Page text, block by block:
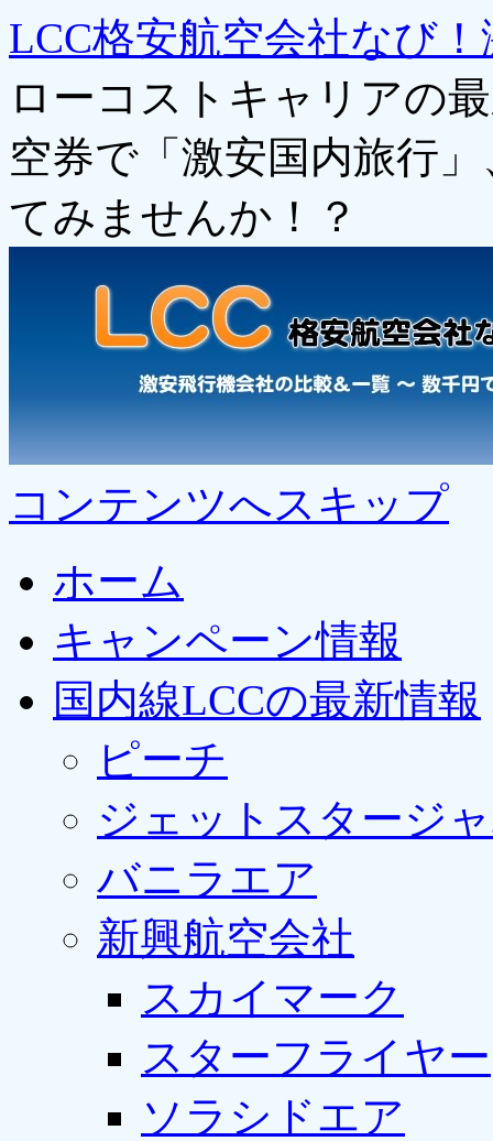
LCC格安航空会社なび
ローコストキャリアの
空券で「激安国内旅行
てみませんか！？
コンテンツへスキップ
ホーム
キャンペーン情報
国内線LCCの最新情報
ピーチ
ジェットスタージ
バニラエア
新興航空会社
スカイマーク
スターフライヤー
ソラシドエア